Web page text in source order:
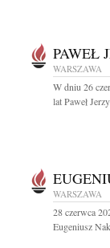
PAWEŁ
WARSZAWA
W dniu 26
lat Paweł
WARSZAWA
28 czerwca
Eugeniusz